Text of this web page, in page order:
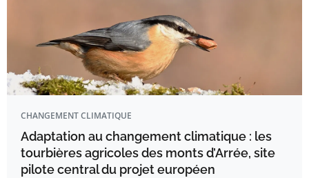
CHANGEMENT CLIMATIQUE
Adaptation au changement climatique : les
tourbières agricoles des monts d’Arrée, site
pilote central du projet européen